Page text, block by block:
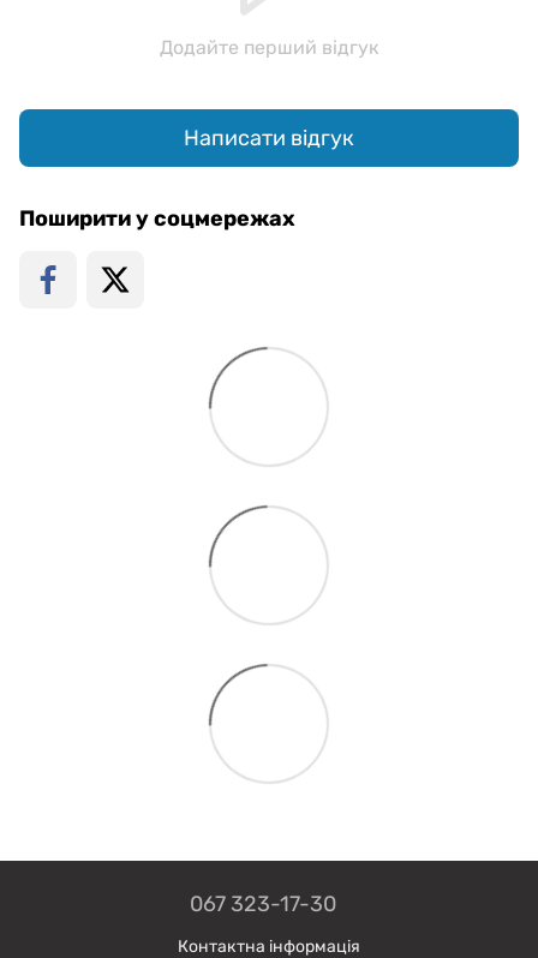
Додайте перший відгук
Написати відгук
Поширити у соцмережах
067 323-17-30
Контактна інформація